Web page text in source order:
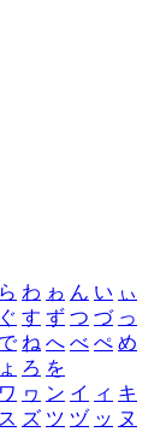
ら わ ゎ ん い ぃ
ぐ す ず つ づ っ
で ね へ べ ぺ め
ょ ろ を
ワ ヮ ン イ ィ キ
ス ズ ツ ヅ ッ ヌ